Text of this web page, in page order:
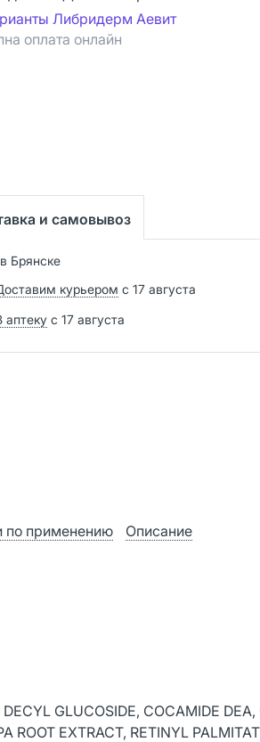
Либридерм Аевит
оплата онлайн
и самовывоз
в Брянске
курьером с 17 августа
аптеку с 17 августа
по применению Описание
GLUCOSIDE, COCAMIDE DEA,
ROOT EXTRACT, RETINYL